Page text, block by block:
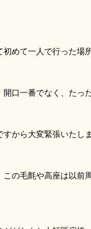
めて一人で行った場所
口一番でなく、たった
から大変緊張いたしま
の毛氈や高座は以前